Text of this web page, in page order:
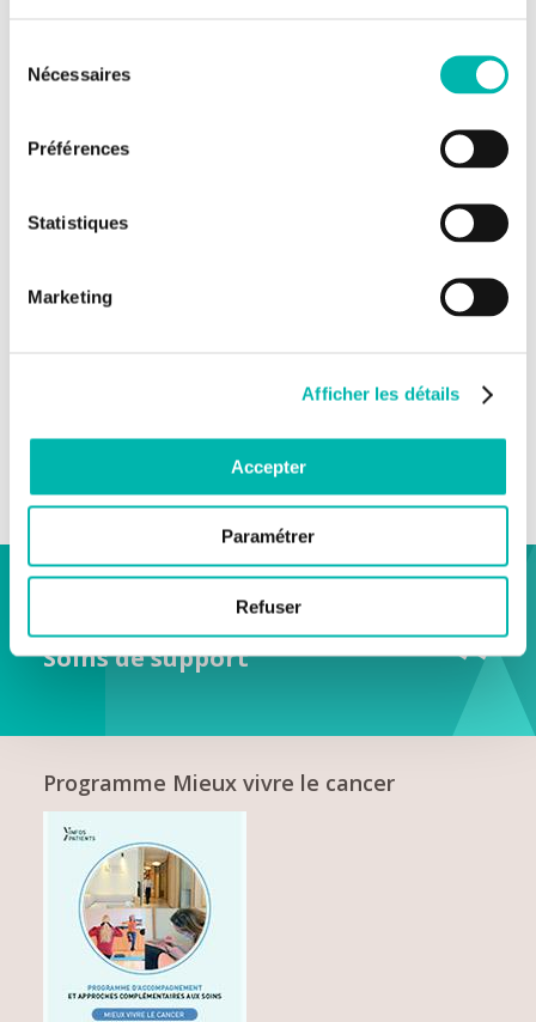
Nécessaires
Préférences
Statistiques
Marketing
Afficher les détails
Accepter
Paramétrer
Refuser
Contribuer à la prise de décision concernant l'orientation
des patients à la sortie de Gustave Roussy et à l'évaluation
Participer à la formation initiale des étudiants en
Informations après l'ablation du ganglion sentinelle
Précautions à prendre après un curage axilliaire
Vers les nouveaux traitements
ESSAIS CLINIQUES
Soins de support
Programme Mieux vivre le cancer